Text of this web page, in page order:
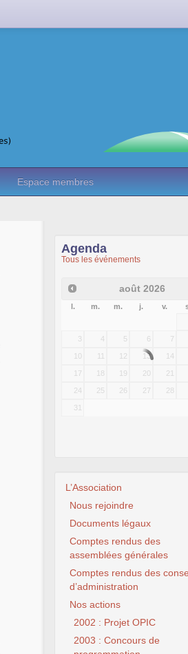
Espace membres
Agenda
Tous les événements
août 2026
l. m. m. j. v.
3 4 5 6 7
10 11 12 13 14
17 18 19 20 21
24 25 26 27 28
31
L’Association
Nous rejoindre
Documents légaux
Comptes rendus des
assemblées générales
Comptes rendus des
d’administration
Nos actions
2002 : Projet OPIC
2003 : Concours de